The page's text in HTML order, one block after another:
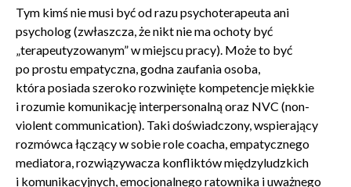
Tym kimś nie musi być od razu psychoterapeuta ani
psycholog (zwłaszcza, że nikt nie ma ochoty być
„terapeutyzowanym” w miejscu pracy). Może to być
po prostu empatyczna, godna zaufania osoba,
która posiada szeroko rozwinięte kompetencje miękkie
i rozumie komunikację interpersonalną oraz NVC (non-
violent communication). Taki doświadczony, wspierający
rozmówca łączący w sobie role coacha, empatycznego
mediatora, rozwiązywacza konfliktów międzyludzkich
i komunikacyjnych, emocjonalnego ratownika i uważnego